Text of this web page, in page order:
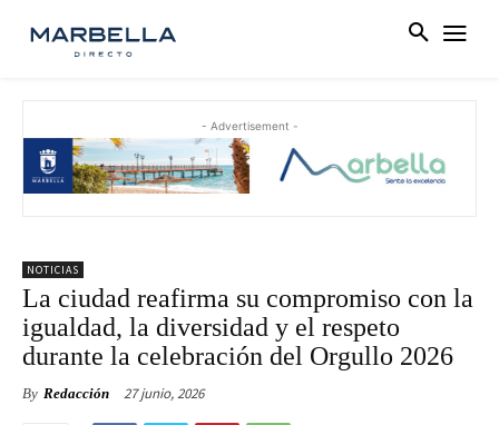
- Advertisement -
NOTICIAS
La ciudad reafirma su compromiso con la
igualdad, la diversidad y el respeto
durante la celebración del Orgullo 2026
By Redacción 27 junio, 2026